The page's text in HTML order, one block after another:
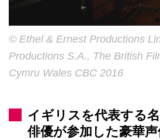
© Ethel & Ernest Productions
Productions S.A., The British
Cymru Wales CBC 2016
イギリスを代表する
俳優が参加した豪華声